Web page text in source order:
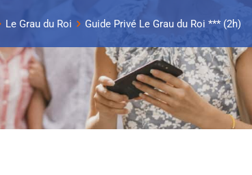
Le Grau du Roi Guide Privé Le Grau du Roi *** (2h)